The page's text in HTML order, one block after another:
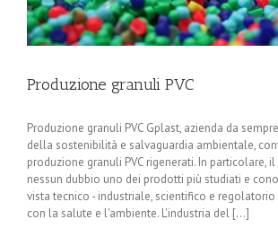
Produzione granuli PVC
Produzione granuli PVC Gplast, azienda da
della sostenibilità e salvaguardia ambientale,
produzione granuli PVC rigenerati. In particolare, il
nessun dubbio uno dei prodotti più studiati e
vista tecnico - industriale, scientifico e
con la salute e l'ambiente. L'industria del [...]